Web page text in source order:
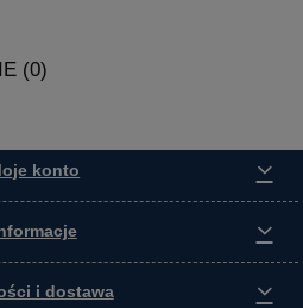
(0)
konto
i dostawa